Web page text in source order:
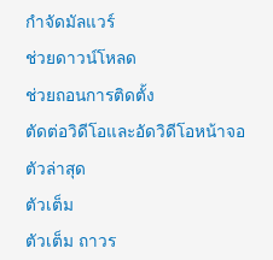
กำจัดมัลแวร์
ช่วยดาวน์โหลด
ช่วยถอนการติดตั้ง
ตัดต่อวิดีโอและอัดวิดีโอหน้าจอ
ตัวล่าสุด
ตัวเต็ม
ตัวเต็ม ถาวร